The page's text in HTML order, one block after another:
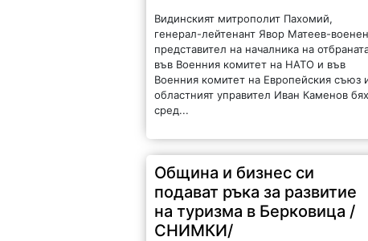
Видинският митрополит Пахомий,
генерал-лейтенант Явор Матеев-
представител на началника на
във Военния комитет на НАТО и във
Военния комитет на Европейския съюз
областният управител Иван Каменов
сред...
Община и бизнес си
подават ръка за развитие
на туризма в Берковица /
СНИМКИ/